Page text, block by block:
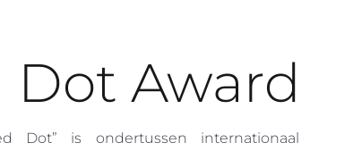
Dot Award
Dot” is ondertussen internationaal